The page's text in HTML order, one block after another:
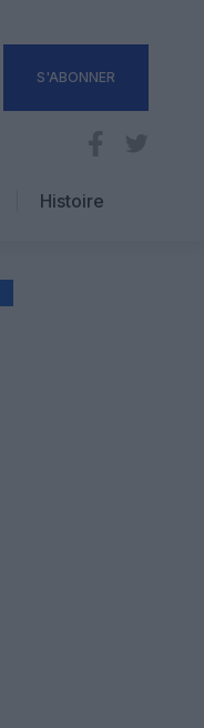
S'ABONNER
Histoire